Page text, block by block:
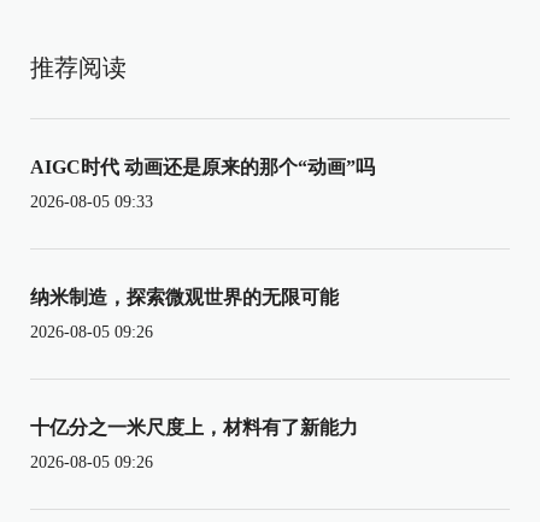
推荐阅读
AIGC时代 动画还是原来的那个“动画”吗
2026-08-05 09:33
纳米制造，探索微观世界的无限可能
2026-08-05 09:26
十亿分之一米尺度上，材料有了新能力
2026-08-05 09:26